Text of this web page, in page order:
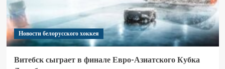
Новости белорусского хоккея
Витебск сыграет в финале Евро-Азиатского Кубка